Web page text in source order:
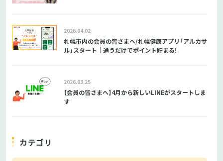
2026.04.02
札幌市内の会員の皆さまへ/札幌健康アプリ「アルカサ
ル」スタート｜通うだけでポイント貯まる!
2026.03.25
【会員の皆さまへ】4月から新しいLINEがスタートしま
す
カテゴリ